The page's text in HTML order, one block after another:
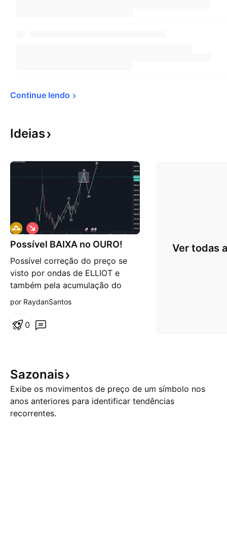
Continue lendo
Ideias
Possível BAIXA no OURO!
Possível correção do preço se
visto por ondas de ELLIOT e
também pela acumulação do
preço! O preço fez a terceira
para buscar correção!
V
i
é
d
b
a
x
por RaydanSantos
0
Ver todas
Sazonais
Exibe os movimentos de preço de um símbolo nos
anos anteriores para identificar tendências
recorrentes.